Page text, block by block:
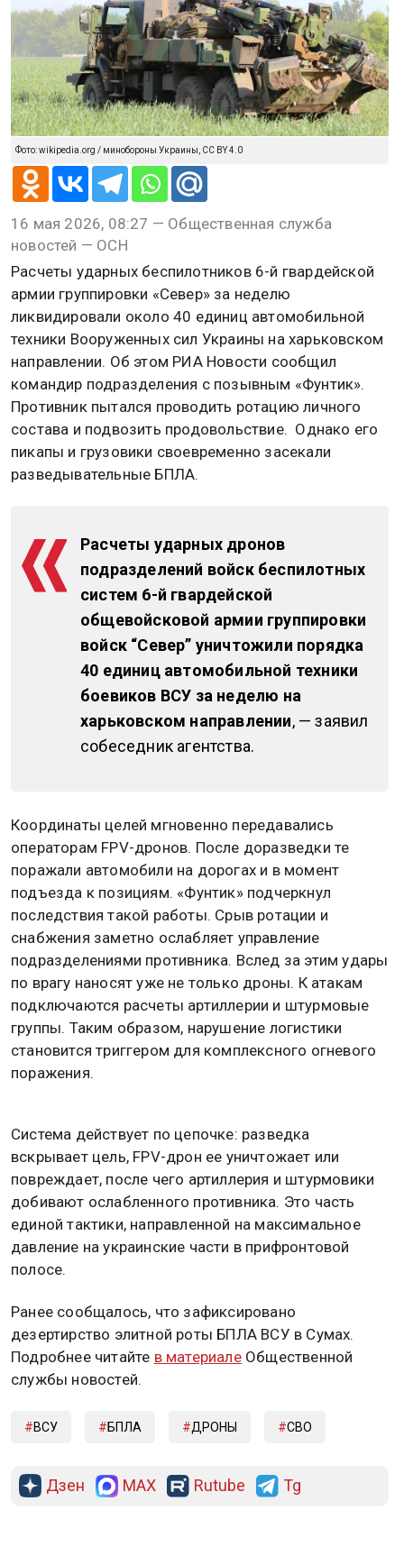
Фото: wikipedia.org / минобороны Украины, CC BY 4.0
16 мая 2026, 08:27 — Общественная служба
новостей — ОСН
Расчеты ударных беспилотников 6-й гвардейской
армии группировки «Север» за неделю
ликвидировали около 40 единиц автомобильной
техники Вооруженных сил Украины на харьковском
направлении. Об этом РИА Новости сообщил
командир подразделения с позывным «Фунтик».
Противник пытался проводить ротацию личного
состава и подвозить продовольствие. Однако его
пикапы и грузовики своевременно засекали
разведывательные БПЛА.
Расчеты ударных дронов
подразделений войск беспилотных
систем 6-й гвардейской
общевойсковой армии группировки
войск “Север” уничтожили порядка
40 единиц автомобильной техники
боевиков ВСУ за неделю на
харьковском направлении, — заявил
собеседник агентства.
Координаты целей мгновенно передавались
операторам FPV-дронов. После доразведки те
поражали автомобили на дорогах и в момент
подъезда к позициям. «Фунтик» подчеркнул
последствия такой работы. Срыв ротации и
снабжения заметно ослабляет управление
подразделениями противника. Вслед за этим удары
по врагу наносят уже не только дроны. К атакам
подключаются расчеты артиллерии и штурмовые
группы. Таким образом, нарушение логистики
становится триггером для комплексного огневого
поражения.
Система действует по цепочке: разведка
вскрывает цель, FPV-дрон ее уничтожает или
повреждает, после чего артиллерия и штурмовики
добивают ослабленного противника. Это часть
единой тактики, направленной на максимальное
давление на украинские части в прифронтовой
полосе.
Ранее сообщалось, что зафиксировано
дезертирство элитной роты БПЛА ВСУ в Сумах.
Подробнее читайте в материалеОбщественной
службы новостей.
ВСУ БПЛА ДРОНЫ СВО
Дзен MAX Rutube Tg